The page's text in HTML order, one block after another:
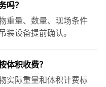
吗？
重量、数量、现场条件
装设备提前确认。
体积收费？
实际重量和体积计费标